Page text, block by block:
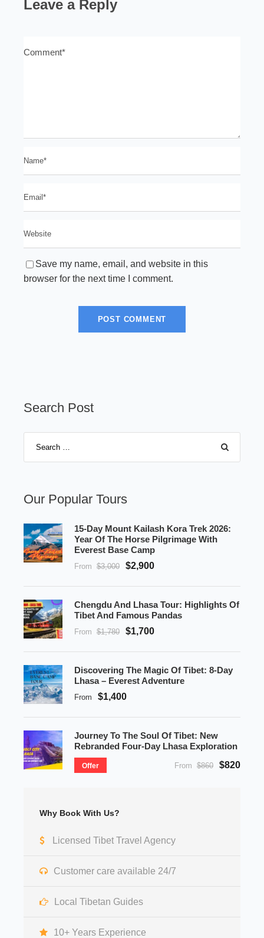
Leave a Reply
Save my name, email, and website in this
browser for the next time I comment.
Search Post
Our Popular Tours
15-Day Mount Kailash Kora Trek 2026:
Year Of The Horse Pilgrimage With
Everest Base Camp
From $3,000 $2,900
Chengdu And Lhasa Tour: Highlights Of
Tibet And Famous Pandas
From $1,780 $1,700
Discovering The Magic Of Tibet: 8-Day
Lhasa – Everest Adventure
From $1,400
Journey To The Soul Of Tibet: New
Rebranded Four-Day Lhasa Exploration
Offer From $860 $820
Why Book With Us?
Licensed Tibet Travel Agency
Customer care available 24/7
Local Tibetan Guides
10+ Years Experience